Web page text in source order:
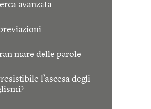
avanzata
mare delle parole
l’ascesa degli